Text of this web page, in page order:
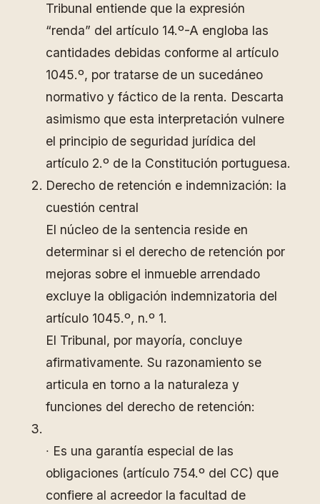
Tribunal entiende que la expresión
“renda” del artículo 14.º-A engloba las
cantidades debidas conforme al artículo
1045.º, por tratarse de un sucedáneo
normativo y fáctico de la renta. Descarta
asimismo que esta interpretación vulnere
el principio de seguridad jurídica del
artículo 2.º de la Constitución portuguesa.
Derecho de retención e indemnización: la
cuestión central
El núcleo de la sentencia reside en
determinar si el derecho de retención por
mejoras sobre el inmueble arrendado
excluye la obligación indemnizatoria del
artículo 1045.º, n.º 1.
El Tribunal, por mayoría, concluye
afirmativamente. Su razonamiento se
articula en torno a la naturaleza y
funciones del derecho de retención:
∙ Es una garantía especial de las
obligaciones (artículo 754.º del CC) que
confiere al acreedor la facultad de